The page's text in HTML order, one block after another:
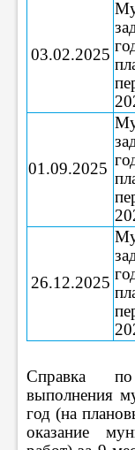
03.02.2025
01.09.2025
26.12.2025
Справка по
выполнения
год (на
оказание